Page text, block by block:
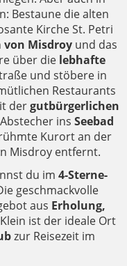
Bestaune die alten
Kirche St. Petri
Misdroyund das
über die lebhafte
und stöbere in
Restaurants
dergutbürgerlichen
ins Seebad
Kurort an der
Misdroy entfernt.
du im 4-Sterne-
geschmackvolle
aus Erholung,
ist der ideale Ort
zur Reisezeit im